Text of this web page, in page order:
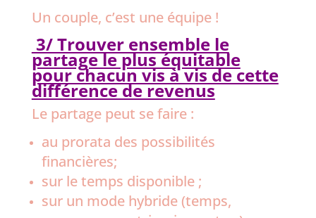
Un couple, c’est une équipe !
3/ Trouver ensemble le
partage le plus équitable
pour chacun vis à vis de cette
différence de revenus
Le partage peut se faire :
au prorata des possibilités
financières;
sur le temps disponible ;
sur un mode hybride (temps,